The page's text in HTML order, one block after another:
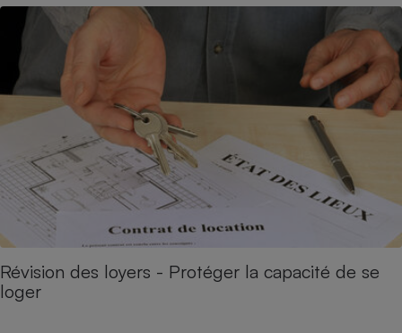
Révision des loyers - Protéger la capacité de se
loger